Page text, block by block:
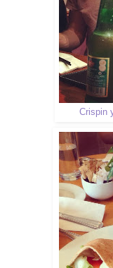
Crispin